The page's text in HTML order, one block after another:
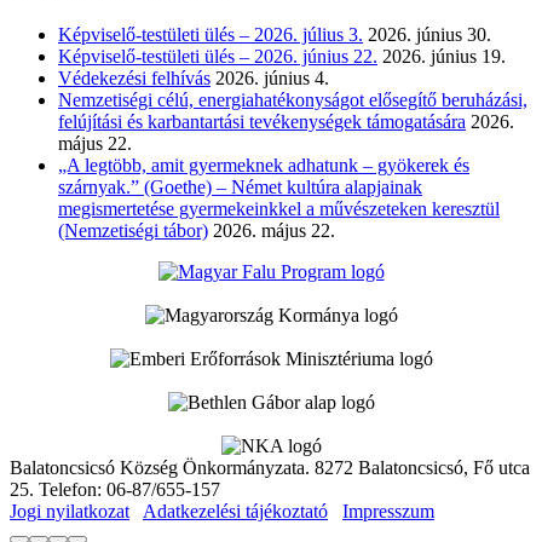
Képviselő-testületi ülés – 2026. július 3. 2026. június 30.
Képviselő-testületi ülés – 2026. június 22. 2026. június 19.
Védekezési felhívás 2026. június 4.
Nemzetiségi célú, energiahatékonyságot elősegítő beruházási,
felújítási és karbantartási tevékenységek támogatására 2026.
május 22.
„A legtöbb, amit gyermeknek adhatunk – gyökerek és
szárnyak.” (Goethe) – Német kultúra alapjainak
megismertetése gyermekeinkkel a művészeteken keresztül
(Nemzetiségi tábor) 2026. május 22.
Balatoncsicsó Község Önkormányzata. 8272 Balatoncsicsó, Fő utca
25. Telefon: 06-87/655-157
Jogi nyilatkozat
Adatkezelési tájékoztató Impresszum